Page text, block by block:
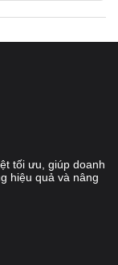
tối ưu, giúp doanh
hiệu quả và nâng